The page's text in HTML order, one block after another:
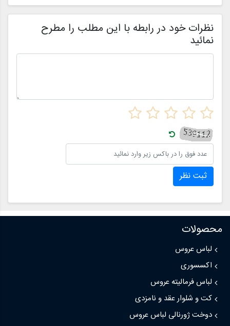
نظرات خود در رابطه با این مطلب را مطرح
نمائید
ثبت نظر
محصولات
لباس عروس
اکسسوری
لباس فرمالیته عروس
کت و شلوار عقد و نامزدی
دوخت ژورنالی لباس عروس